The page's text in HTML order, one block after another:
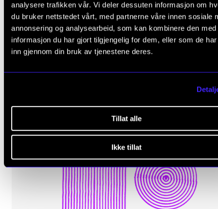
analysere trafikken vår. Vi deler dessuten informasjon om
du bruker nettstedet vårt, med partnerne våre innen sosiale
annonsering og analysearbeid, som kan kombinere den med
informasjon du har gjort tilgjengelig for dem, eller som de
inn gjennom din bruk av tjenestene deres.
Tillat alle
Ikke tillat
Fredag 1. mars 2024 14:00
RIdehuset, Akershus festning